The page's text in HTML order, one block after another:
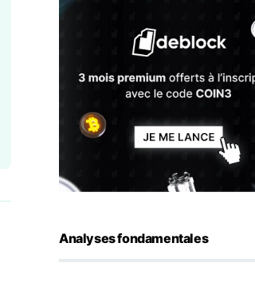
Analyses fondamentales